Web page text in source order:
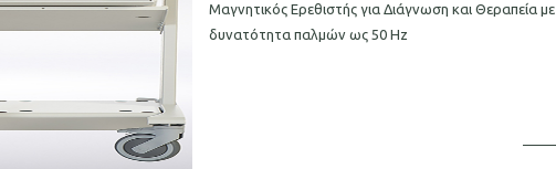
Μαγνητικός Ερεθιστής για Διάγνωση και Θεραπεία με
δυνατότητα παλμών ως 50 Hz